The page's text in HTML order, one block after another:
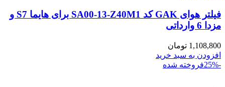
فیلتر هوای GAK کد SA00-13-Z40M1 برای هایما S7 و
مزدا 6 وارداتی
1,108,800 تومان
افزودن به سبد خرید
-25%
فروخته شده